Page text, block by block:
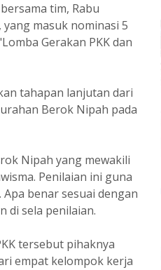
tim, Rabu
masuk nominasi 5
Gerakan PKK dan
tahapan lanjutan dari
Berok Nipah pada
Nipah yang mewakili
Penilaian ini guna
benar sesuai dengan
di sela penilaian.
tersebut pihaknya
empat kelompok kerja